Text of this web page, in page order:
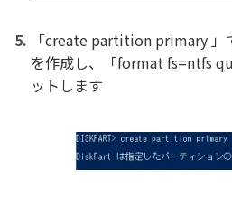
「create partition primary 」
を作成し、「format fs=ntfs
ットします